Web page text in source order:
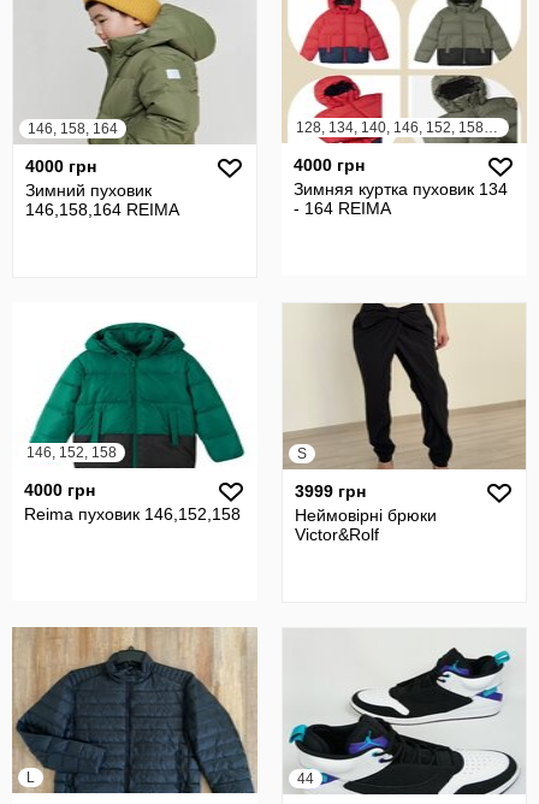
146, 158, 164
4000 грн
Зимний пуховик
146,158,164 REIMA
128, 134, 140, 146, 152, 158, 164
4000 грн
Зимняя куртка пуховик 134
- 164 REIMA
146, 152, 158
4000 грн
Reima пуховик 146,152,158
S
3999 грн
Неймовірні брюки
Victor&Rolf
L 44